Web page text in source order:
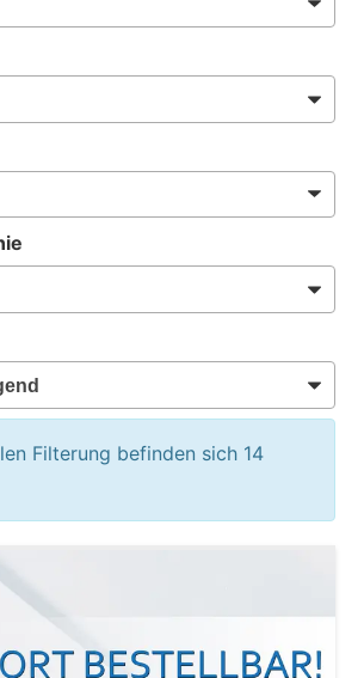
Filterung befinden sich 14